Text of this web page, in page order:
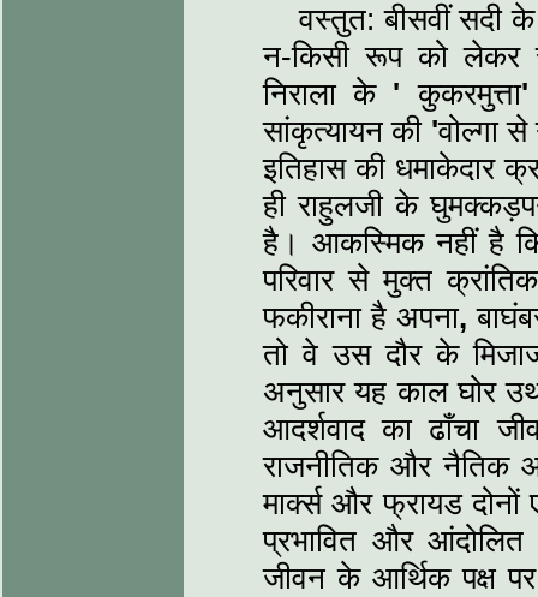
वस्‍तुत: बीसवीं सदी
न-किसी रूप को लेकर
निराला के ' कुकरमुत्ता'
सांकृत्‍यायन की 'वोल्‍गा से
इतिहास की धमाकेदार
ही राहुलजी के
है। आकस्मिक नहीं है
परिवार से मुक्‍त
फकीराना है अपना,
तो वे उस दौर के
अनुसार यह काल घोर
आदर्शवाद का ढाँचा
राजनीतिक और नैतिक
मार्क्‍स और फ्रायड दोनों
प्रभावित और
जीवन के आर्थिक पक्ष